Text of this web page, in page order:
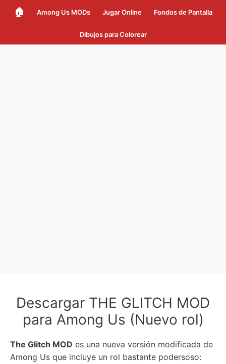
🏠 Among Us MODs Jugar Online Fondos de Pantalla
Dibujos para Colorear
Descargar THE GLITCH MOD
para Among Us (Nuevo rol)
The Glitch MOD es una nueva versión modificada de
Among Us que incluye un rol bastante podersoso: